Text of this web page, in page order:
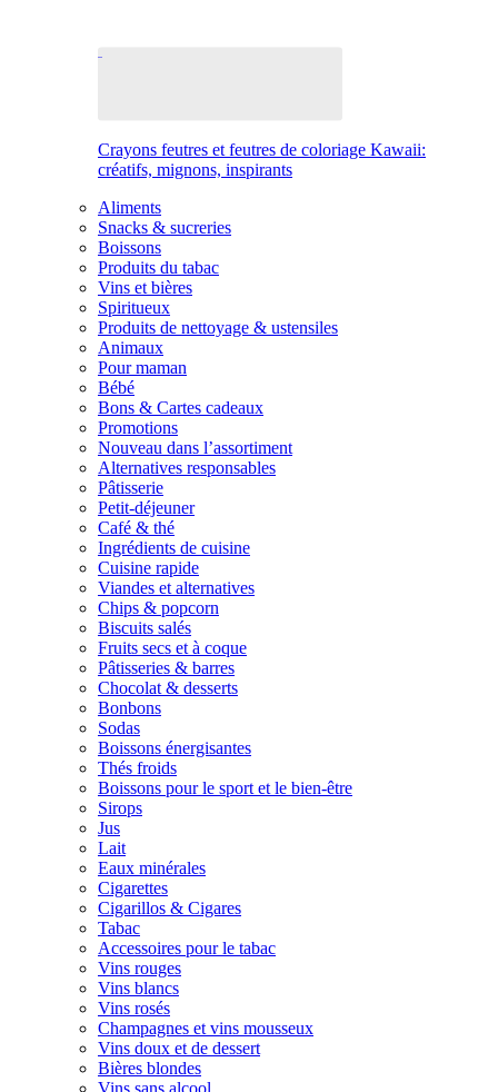
Crayons feutres et feutres de coloriage Kawaii:
créatifs, mignons, inspirants
Aliments
Snacks & sucreries
Boissons
Produits du tabac
Vins et bières
Spiritueux
Produits de nettoyage & ustensiles
Animaux
Pour maman
Bébé
Bons & Cartes cadeaux
Promotions
Nouveau dans l’assortiment
Alternatives responsables
Pâtisserie
Petit-déjeuner
Café & thé
Ingrédients de cuisine
Cuisine rapide
Viandes et alternatives
Chips & popcorn
Biscuits salés
Fruits secs et à coque
Pâtisseries & barres
Chocolat & desserts
Bonbons
Sodas
Boissons énergisantes
Thés froids
Boissons pour le sport et le bien-être
Sirops
Jus
Lait
Eaux minérales
Cigarettes
Cigarillos & Cigares
Tabac
Accessoires pour le tabac
Vins rouges
Vins blancs
Vins rosés
Champagnes et vins mousseux
Vins doux et de dessert
Bières blondes
Vins sans alcool